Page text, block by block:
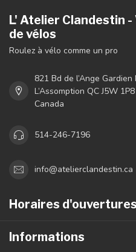
L' Atelier Clandestin
de vélos
Roulez à vélo comme un pro
821 Bd de l’Ange
L’Assomption QC J5W 1P8
Canada
514-246-7196
info@atelierclandestin.ca
Horaires d'ouvertures
Informations